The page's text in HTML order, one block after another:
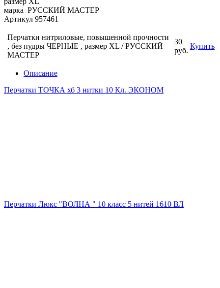
марка РУССКИЙ МАСТЕР
Артикул 957461
Перчатки нитриловые, повышенной прочности
, без пудры ЧЕРНЫЕ , размер ХL / РУССКИЙ
МАСТЕР
30
руб.
Купить
Описание
Перчатки ТОЧКА хб 3 нитки 10 Кл. ЭКОНОМ
Перчатки Люкс "ВОЛНА " 10 класс 5 нитей 1610 ВЛ